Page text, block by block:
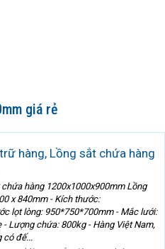
giá rẻ
hàng, Lồng sắt chứa hàng
hàng 1200x1000x900mm Lồng
x 840mm - Kích thước:
lọt lòng: 950*750*700mm - Mắc lưới:
Lượng chứa: 800kg - Hàng Việt Nam,
có đế...